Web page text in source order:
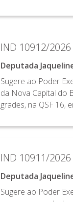
IND 10912/2026
Deputada
Sugere ao Poder
da Nova Capital do
grades, na QSF 16,
IND 10911/2026
Deputada
Sugere ao Poder